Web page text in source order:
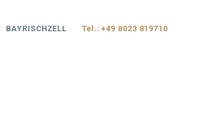
BAYRISCHZELL Tel.: +49 8023 819710